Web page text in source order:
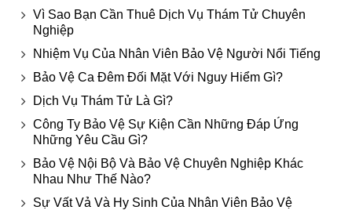
Vì Sao Bạn Cần Thuê Dịch Vụ Thám Tử Chuyên
Nghiệp
Nhiệm Vụ Của Nhân Viên Bảo Vệ Người Nổi Tiếng
Bảo Vệ Ca Đêm Đối Mặt Với Nguy Hiểm Gì?
Dịch Vụ Thám Tử Là Gì?
Công Ty Bảo Vệ Sự Kiện Cần Những Đáp Ứng
Những Yêu Cầu Gì?
Bảo Vệ Nội Bộ Và Bảo Vệ Chuyên Nghiệp Khác
Nhau Như Thế Nào?
Sự Vất Vả Và Hy Sinh Của Nhân Viên Bảo Vệ